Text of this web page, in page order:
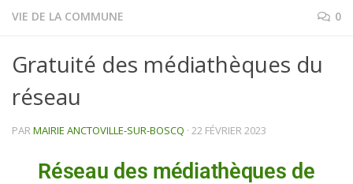
VIE DE LA COMMUNE 0
Gratuité des médiathèques du
réseau
PARMAIRIE ANCTOVILLE-SUR-BOSCQ · 22 FÉVRIER 2023
Réseau des médiathèques de